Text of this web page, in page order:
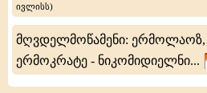
ივლისს)
მღვდელმოწამენი: ერმოლაოზ,
ერმოკრატე - ნიკომიდიელნი...